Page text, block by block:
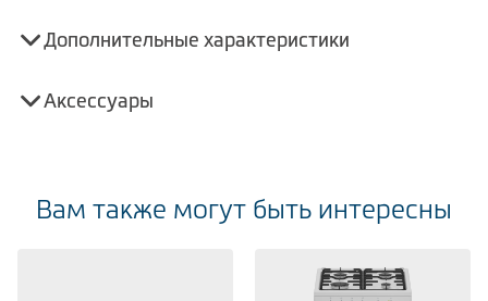
Дополнительные характеристики
Аксессуары
Вам также могут быть интересны